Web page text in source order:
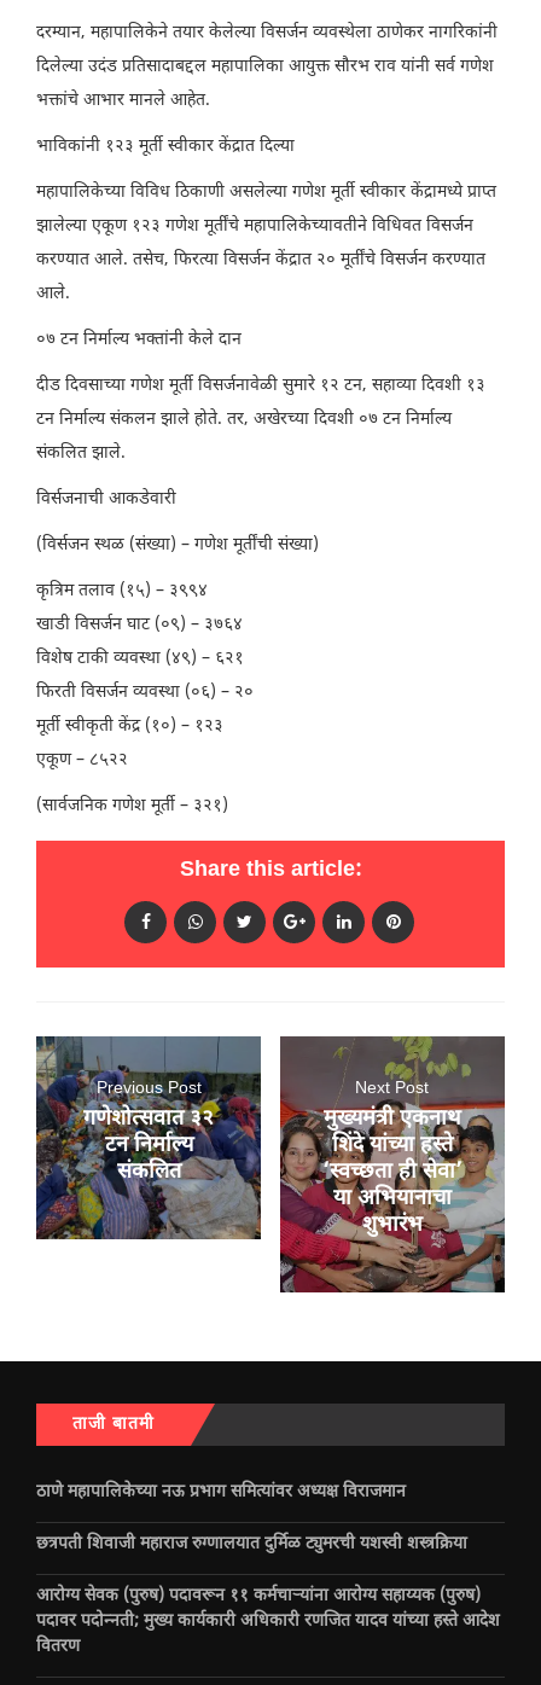
दरम्यान, महापालिकेने तयार केलेल्या विसर्जन व्यवस्थेला ठाणेकर नागरिकांनी
दिलेल्या उदंड प्रतिसादाबद्दल महापालिका आयुक्त सौरभ राव यांनी सर्व गणेश
भक्तांचे आभार मानले आहेत.
भाविकांनी १२३ मूर्ती स्वीकार केंद्रात दिल्या
महापालिकेच्या विविध ठिकाणी असलेल्या गणेश मूर्ती स्वीकार केंद्रामध्ये प्राप्त
झालेल्या एकूण १२३ गणेश मूर्तींचे महापालिकेच्यावतीने विधिवत विसर्जन
करण्यात आले. तसेच, फिरत्या विसर्जन केंद्रात २० मूर्तींचे विसर्जन करण्यात
आले.
०७ टन निर्माल्‍य भक्‍तांनी केले दान
दीड दिवसाच्या गणेश मूर्ती विसर्जनावेळी सुमारे १२ टन, सहाव्या दिवशी १३
टन निर्माल्य संकलन झाले होते. तर, अखेरच्या दिवशी ०७ टन निर्माल्य
संकलित झाले.
विर्सजनाची आकडेवारी
(विर्सजन स्थळ (संख्या) – गणेश मूर्तींची संख्या)
कृत्रिम तलाव (१५) – ३९९४
खाडी विसर्जन घाट (०९) – ३७६४
विशेष टाकी व्यवस्था (४९) – ६२१
फिरती विसर्जन व्यवस्था (०६) – २०
मूर्ती स्वीकृती केंद्र (१०) – १२३
एकूण – ८५२२
(सार्वजनिक गणेश मूर्ती – ३२१)
Share this article:
Previous Post
गणेशोत्‍सवात ३२
टन निर्माल्‍य
संकलित
Next Post
मुख्यमंत्री एकनाथ
शिंदे यांच्या हस्ते
‘स्वच्छता ही सेवा’
या अभियानाचा
शुभारंभ
ताजी बातमी
ठाणे महापालिकेच्या नऊ प्रभाग समित्यांवर अध्यक्ष विराजमान
छत्रपती शिवाजी महाराज रुग्णालयात दुर्मिळ ट्युमरची यशस्वी शस्त्रक्रिया
आरोग्य सेवक (पुरुष) पदावरून ११ कर्मचाऱ्यांना आरोग्य सहाय्यक (पुरुष)
पदावर पदोन्नती; मुख्य कार्यकारी अधिकारी रणजित यादव यांच्या हस्ते आदेश
वितरण